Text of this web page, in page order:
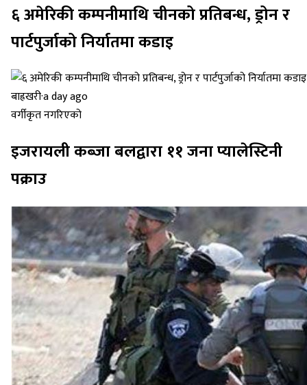
६ अमेरिकी कम्पनीमाथि चीनको प्रतिबन्ध, ड्रोन र
पार्टपुर्जाको निर्यातमा कडाइ
बाह्रखरी·a day ago
वर्गीकृत नगरिएको
इजरायली कब्जा बलद्वारा ११ जना प्यालेस्टिनी
पक्राउ